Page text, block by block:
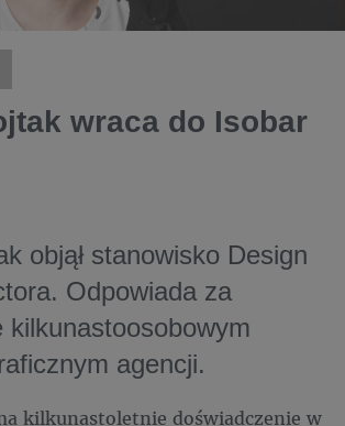
wraca do Isobar
objął stanowisko Design
Odpowiada za
kilkunastoosobowym
agencji.
kilkunastoletnie doświadczenie w